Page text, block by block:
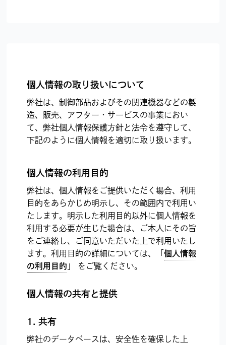
個人情報の取り扱いについて
弊社は、制御部品およびその関連機器などの製
造、販売、アフター・サービスの事業におい
て、弊社個人情報保護方針と法令を遵守して、
下記のように個人情報を適切に取り扱います。
個人情報の利用目的
弊社は、個人情報をご提供いただく場合、利用
目的をあらかじめ明示し、その範囲内で利用い
たします。明示した利用目的以外に個人情報を
利用する必要が生じた場合は、ご本人にその旨
をご連絡し、ご同意いただいた上で利用いたし
ます。利用目的の詳細については、「個人情報
の利用目的 」 をご覧ください。
個人情報の共有と提供
1. 共有
弊社のデータベースは、安全性を確保した上